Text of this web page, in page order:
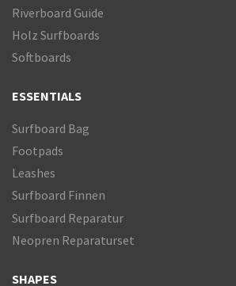
Riverboard Guide
Holz Surfboards
Softboards
ESSENTIALS
Surfboard Bag
Footpads
Leashes
Surfboard Finnen
Surfboard Reparatur
Neopren Reparaturset
SHAPES